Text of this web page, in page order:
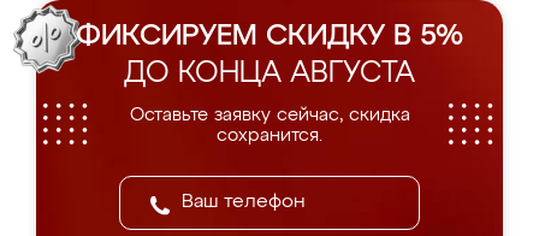
ФИКСИРУЕМ СКИДКУ В 5%
ДО КОНЦА АВГУСТА
Оставьте заявку сейчас, скидка
сохранится.